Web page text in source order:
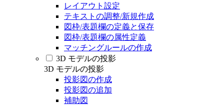
レイアウト設定
テキストの調整/新規作成
図枠/表題欄の定義と保存
図枠/表題欄の属性定義
マッチングルールの作成
3D モデルの投影
3D モデルの投影
投影図の作成
投影図の追加
補助図